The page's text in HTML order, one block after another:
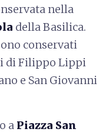
nella
della Basilica.
conservati
di Filippo Lippi
e San Giovanni
a Piazza San